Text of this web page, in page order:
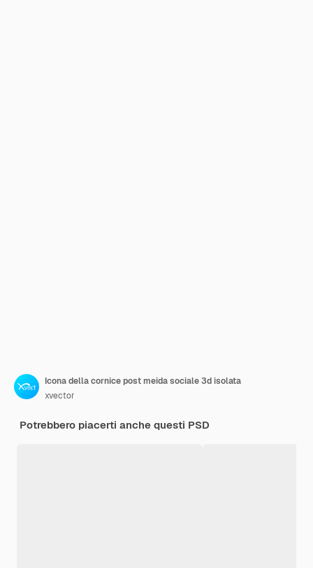
Icona della cornice post meida sociale 3d isolata
xvector
Potrebbero piacerti anche questi PSD